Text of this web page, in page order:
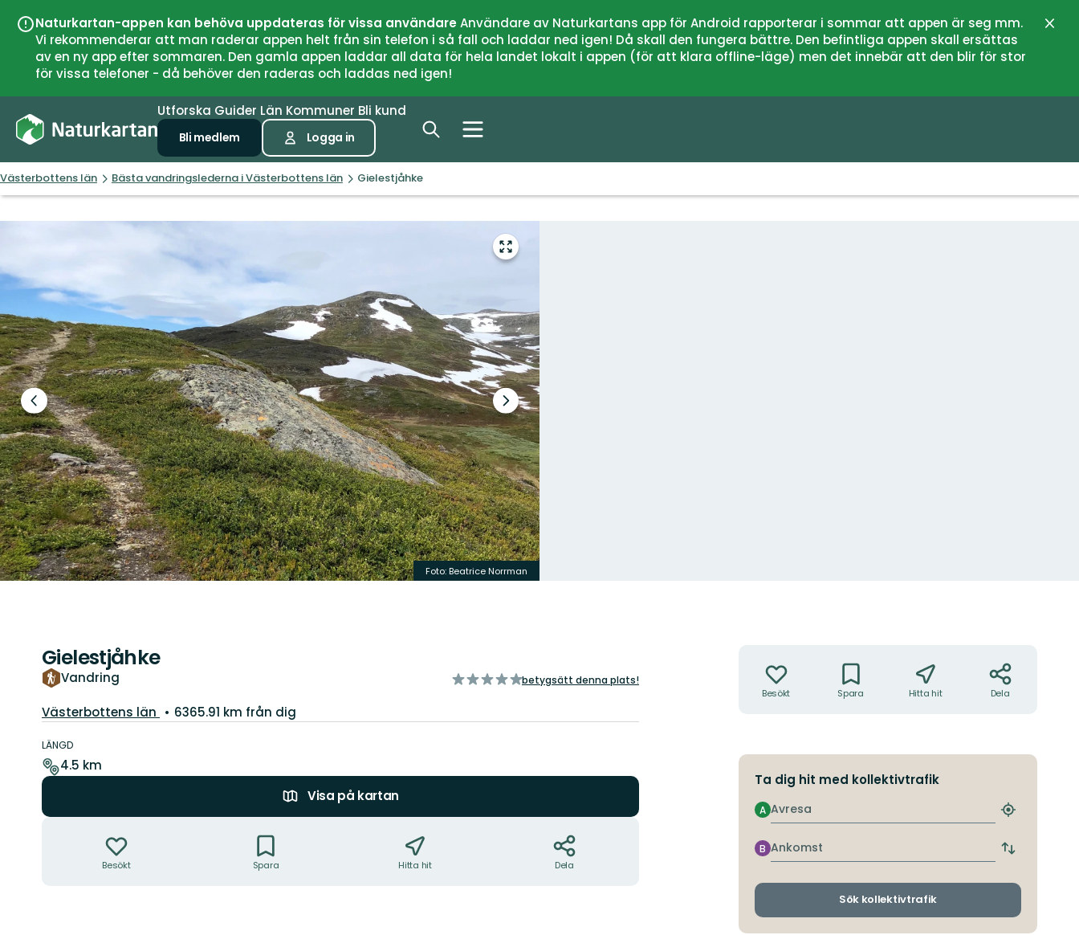
Naturkartan-appen kan behöva uppdateras för vissa användareAnvändare av Naturkartans app för Android rapporterar i sommar att appen är seg mm.
Vi rekommenderar att man raderar appen helt från sin telefon i så fall och laddar ned igen! Då skall den fungera bättre. Den befintliga appen skall ersättas
av en ny app efter sommaren. Den gamla appen laddar all data för hela landet lokalt i appen (för att klara offline-läge) men det innebär att den blir för stor
för vissa telefoner - då behöver den raderas och laddas ned igen!
Utforska Guider Län Kommuner Bli kund
Bli medlem Logga in
Västerbottens län Bästa vandringslederna i Västerbottens län Gielestjåhke
Gå
till
Föregående
bild
Nästa
bildspel
Foto: Beatrice Norrman
Gielestjåhke
Vandring
av
betygsätt denna plats!
Län:
Västerbottens län 6365.91 km från dig
om
leden
LÄNGD
4.5 km
Visa på kartan
Besökt Spara Hitta hit Dela
Besökt Spara Hitta hit Dela
Ta dig hit med kollektivtrafik
Avresa
A
Hitta
hållplats
Ankomst
B
Byt
och
Sök kollektivtrafik